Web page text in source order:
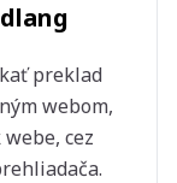
preklad
webom,
cez